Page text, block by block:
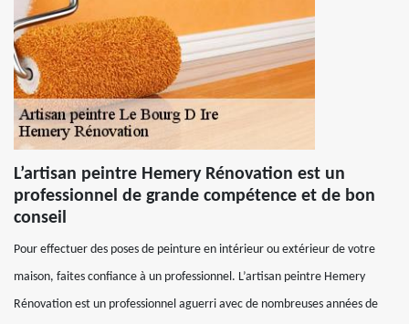
L’artisan peintre Hemery Rénovation est un
professionnel de grande compétence et de bon
conseil
Pour effectuer des poses de peinture en intérieur ou extérieur de votre
maison, faites confiance à un professionnel. L’artisan peintre Hemery
Rénovation est un professionnel aguerri avec de nombreuses années de